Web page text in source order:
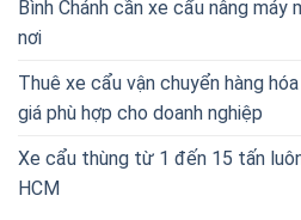
Bình Chánh cần xe cẩu nâng
nơi
Thuê xe cẩu vận chuyển hàng
giá phù hợp cho doanh nghiệp
Xe cẩu thùng từ 1 đến 15 tấn
HCM